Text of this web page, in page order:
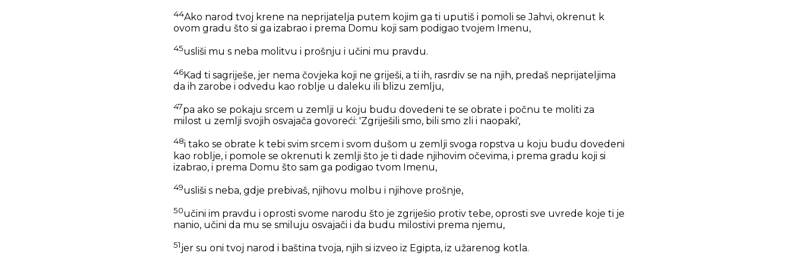
44Ako narod tvoj krene na neprijatelja putem kojim ga ti uputiš i pomoli se Jahvi, okrenut k
ovom gradu što si ga izabrao i prema Domu koji sam podigao tvojem Imenu,
45usliši mu s neba molitvu i prošnju i učini mu pravdu.
46Kad ti sagriješe, jer nema čovjeka koji ne griješi, a ti ih, rasrdiv se na njih, predaš neprijateljima
da ih zarobe i odvedu kao roblje u daleku ili blizu zemlju,
47pa ako se pokaju srcem u zemlji u koju budu dovedeni te se obrate i počnu te moliti za
milost u zemlji svojih osvajača govoreći: 'Zgriješili smo, bili smo zli i naopaki',
48i tako se obrate k tebi svim srcem i svom dušom u zemlji svoga ropstva u koju budu dovedeni
kao roblje, i pomole se okrenuti k zemlji što je ti dade njihovim očevima, i prema gradu koji si
izabrao, i prema Domu što sam ga podigao tvom Imenu,
49usliši s neba, gdje prebivaš, njihovu molbu i njihove prošnje,
50učini im pravdu i oprosti svome narodu što je zgriješio protiv tebe, oprosti sve uvrede koje ti je
nanio, učini da mu se smiluju osvajači i da budu milostivi prema njemu,
51jer su oni tvoj narod i baština tvoja, njih si izveo iz Egipta, iz užarenog kotla.